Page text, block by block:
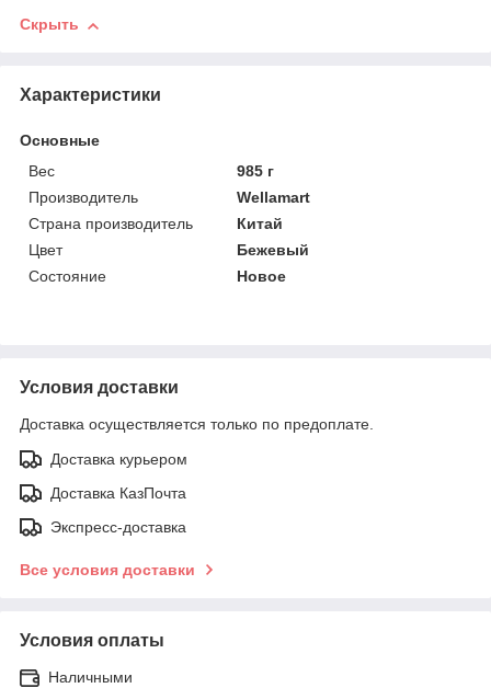
Скрыть
Характеристики
Основные
Вес
985 г
Производитель
Wellamart
Страна производитель
Китай
Цвет
Бежевый
Состояние
Новое
Условия доставки
Доставка осуществляется только по предоплате.
Доставка курьером
Доставка КазПочта
Экспресс-доставка
Все условия доставки
Условия оплаты
Наличными